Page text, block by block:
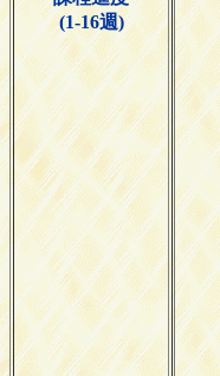
(1-16週)